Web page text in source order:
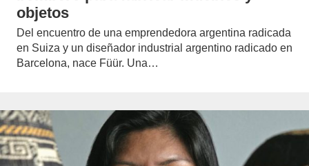
objetos
Del encuentro de una emprendedora argentina radicada
en Suiza y un diseñador industrial argentino radicado en
Barcelona, nace Füür. Una…